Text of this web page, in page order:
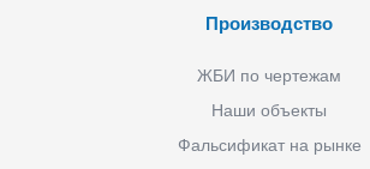
Производство
ЖБИ по чертежам
Наши объекты
Фальсификат на рынке